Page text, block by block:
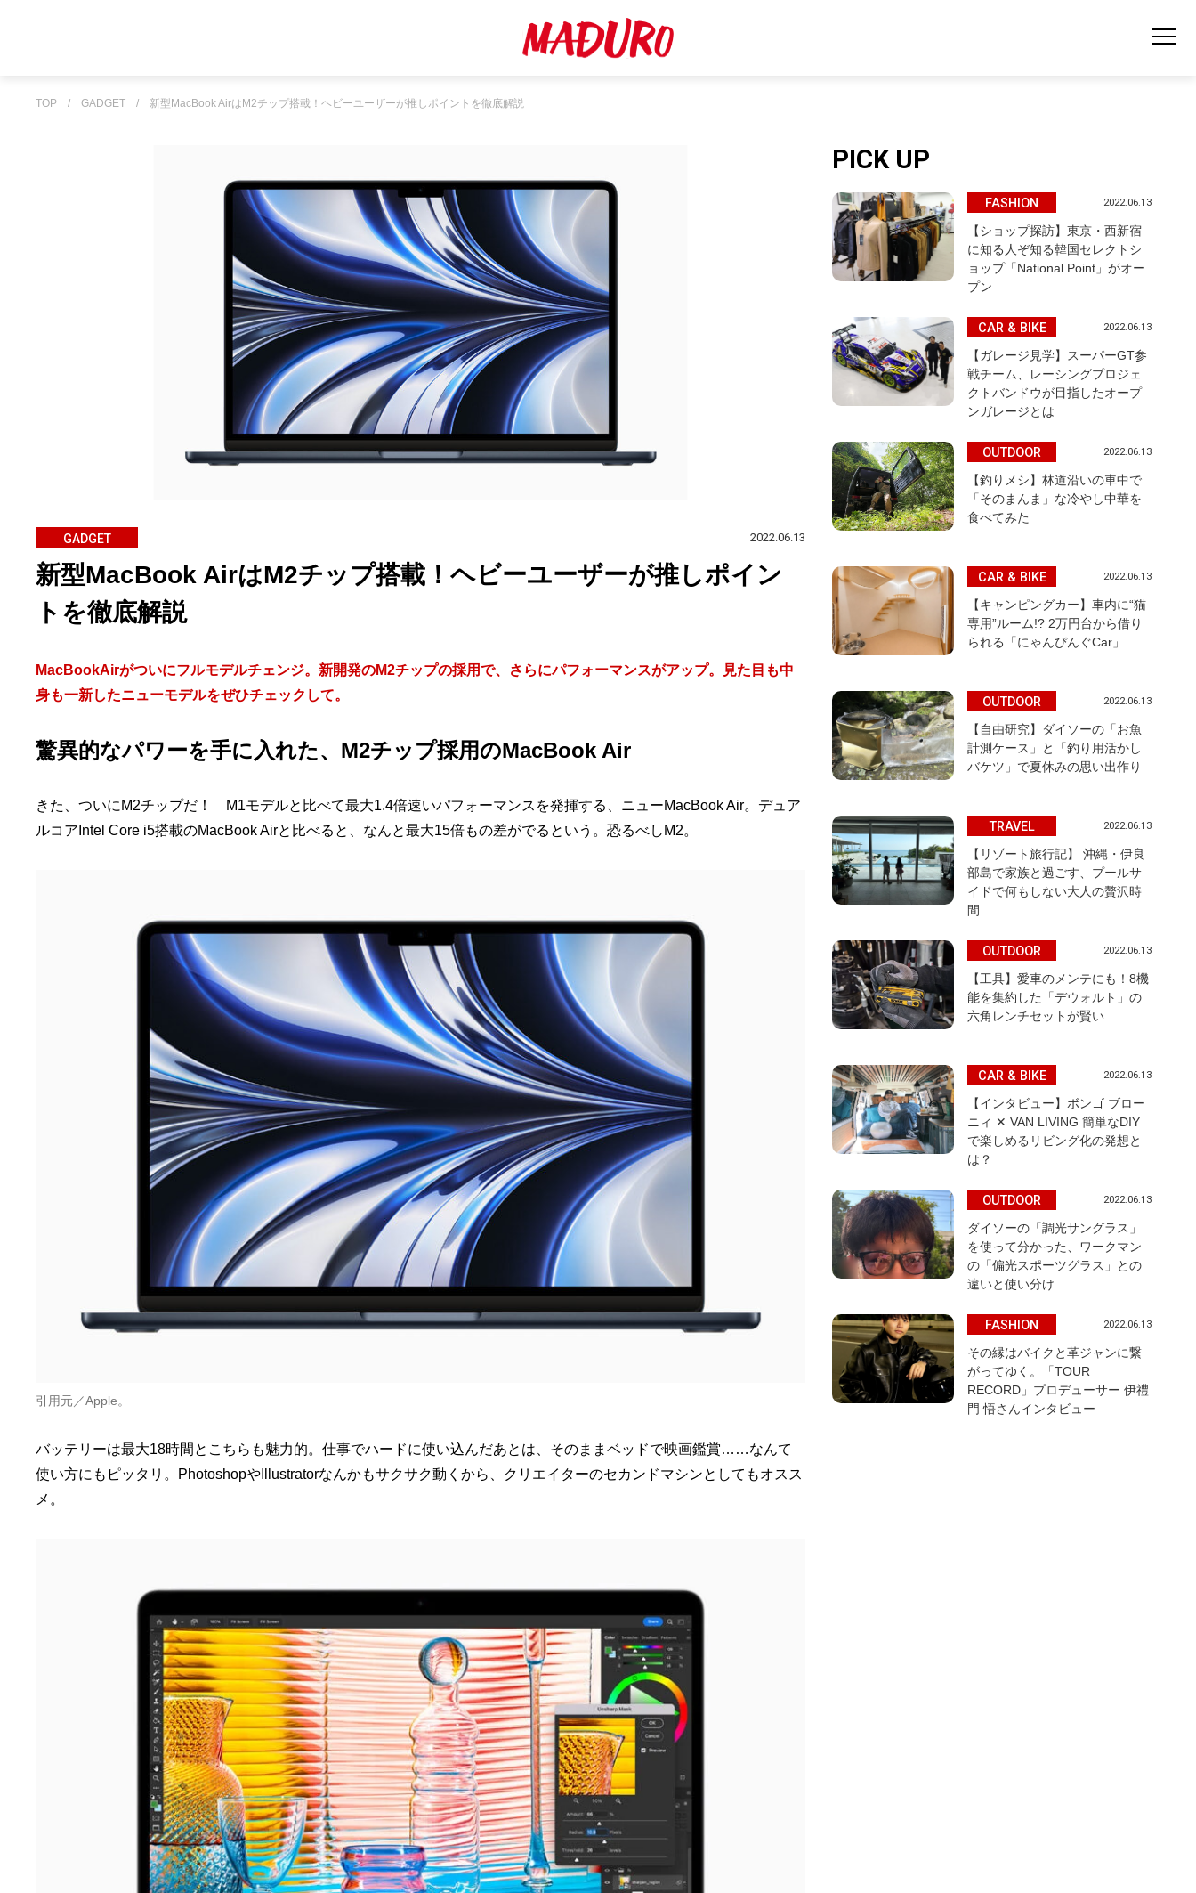
TOP / GADGET / 新型MacBook AirはM2チップ搭載！ヘビーユーザーが推しポイントを徹底解説
GADGET 2022.06.13
新型MacBook AirはM2チップ搭載！ヘビーユーザーが推しポイン
トを徹底解説
MacBookAirがついにフルモデルチェンジ。新開発のM2チップの採用で、さらにパフォーマンスがアップ。見た目も中
身も一新したニューモデルをぜひチェックして。
驚異的なパワーを手に入れた、M2チップ採用のMacBook Air
きた、ついにM2チップだ！ M1モデルと比べて最大1.4倍速いパフォーマンスを発揮する、ニューMacBook Air。デュア
ルコアIntel Core i5搭載のMacBook Airと比べると、なんと最大15倍もの差がでるという。恐るべしM2。
引用元／Apple。
バッテリーは最大18時間とこちらも魅力的。仕事でハードに使い込んだあとは、そのままベッドで映画鑑賞……なんて
使い方にもピッタリ。PhotoshopやIllustratorなんかもサクサク動くから、クリエイターのセカンドマシンとしてもオスス
メ。
PICK UP
FASHION 2022.06.13
【ショップ探訪】東京・西新宿
に知る人ぞ知る韓国セレクトシ
ョップ「National Point」がオー
プン
CAR & BIKE 2022.06.13
【ガレージ見学】スーパーGT参
戦チーム、レーシングプロジェ
クトバンドウが目指したオープ
ンガレージとは
OUTDOOR 2022.06.13
【釣りメシ】林道沿いの車中で
「そのまんま」な冷やし中華を
食べてみた
CAR & BIKE 2022.06.13
【キャンピングカー】車内に“猫
専用”ルーム!? 2万円台から借り
られる「にゃんぴんぐCar」
OUTDOOR 2022.06.13
【自由研究】ダイソーの「お魚
計測ケース」と「釣り用活かし
バケツ」で夏休みの思い出作り
TRAVEL 2022.06.13
【リゾート旅行記】 沖縄・伊良
部島で家族と過ごす、プールサ
イドで何もしない大人の贅沢時
間
OUTDOOR 2022.06.13
【工具】愛車のメンテにも！8機
能を集約した「デウォルト」の
六角レンチセットが賢い
CAR & BIKE 2022.06.13
【インタビュー】ボンゴ ブロー
ニィ ✕ VAN LIVING 簡単なDIY
で楽しめるリビング化の発想と
は？
OUTDOOR 2022.06.13
ダイソーの「調光サングラス」
を使って分かった、ワークマン
の「偏光スポーツグラス」との
違いと使い分け
FASHION 2022.06.13
その縁はバイクと革ジャンに繋
がってゆく。「TOUR
RECORD」プロデューサー 伊禮
門 悟さんインタビュー